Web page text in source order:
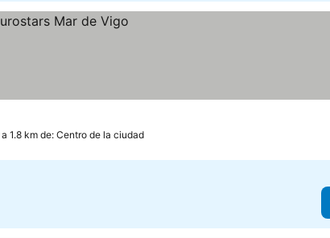
a 1.8 km de: Centro de la ciudad